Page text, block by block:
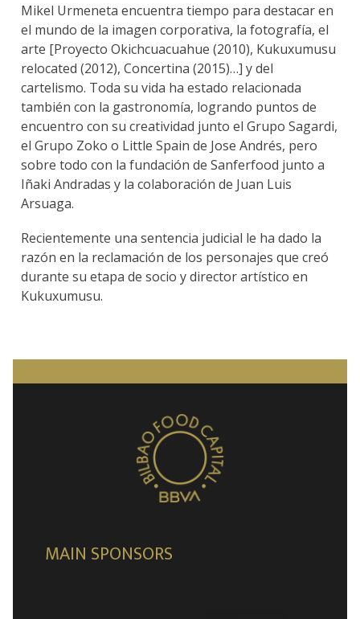
Mikel Urmeneta encuentra tiempo para destacar en
el mundo de la imagen corporativa, la fotografía, el
arte [Proyecto Okichcuacuahue (2010), Kukuxumusu
relocated (2012), Concertina (2015)…] y del
cartelismo. Toda su vida ha estado relacionada
también con la gastronomía, logrando puntos de
encuentro con su creatividad junto el Grupo Sagardi,
el Grupo Zoko o Little Spain de Jose Andrés, pero
sobre todo con la fundación de Sanferfood junto a
Iñaki Andradas y la colaboración de Juan Luis
Arsuaga.
Recientemente una sentencia judicial le ha dado la
razón en la reclamación de los personajes que creó
durante su etapa de socio y director artístico en
Kukuxumusu.
MAIN SPONSORS